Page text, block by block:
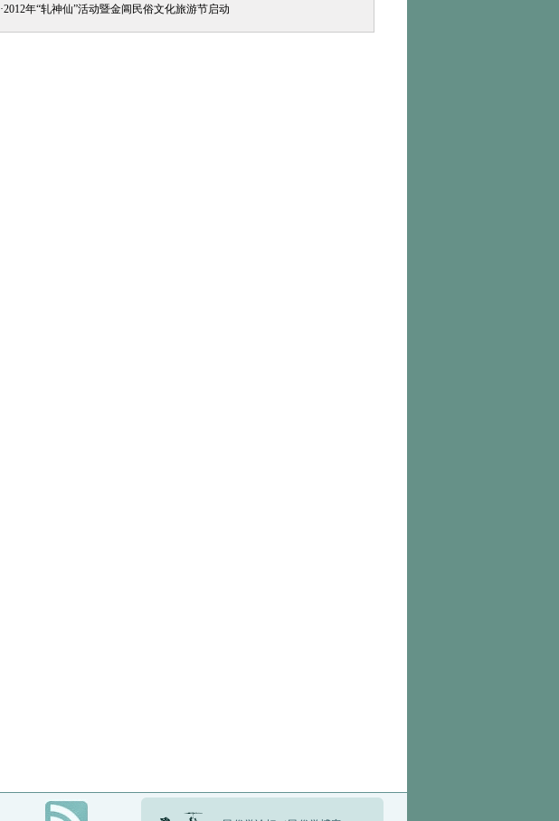
·2012年“轧神仙”活动暨金阊民俗文化旅游节启动